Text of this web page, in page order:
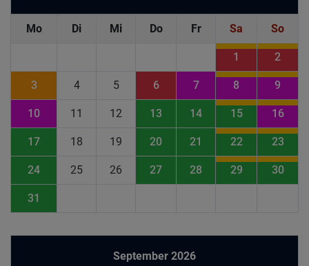
Mo Di Mi Do Fr Sa So
1 2
3 4 5 6 7 8 9
10 11 12 13 14 15 16
17 18 19 20 21 22 23
24 25 26 27 28 29 30
31
September 2026